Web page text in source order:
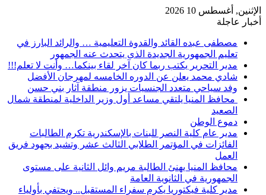
الإثنين, أغسطس 10 2026
أخبار عاجلة
مصطفى عبده القائد والقدوة التعليمية … والرائد البارز في
تعليم الجمهورية الجديدة الذى يتحدث عنه الجمهور
مدير التحرير يكتب ربما كان آخر لقاء بينكما… وأنت لا تعلم!!!
شادي محمد يعلن عن الدوره الخامسه لمهرجان الأفضل
وفد سياحي متعدد الجنسيات يزور منطقة آثار بني حسن
محافظ المنيا يلتقي مساعد أول وزير الداخلية لمنطقة شمال
الصعيد
دموع الوطن
مدير عام كلية النصر للبنات بالإسكندرية تكرم الطالبات
الفائزات في المؤتمر الطلابي الثالث عشر وتشيد بجهود فريق
العمل
محافظ المنيا يهنئ الطالبة مريم وائل الثانية على مستوى
الجمهورية في الثانوية العامة
مدير كلية فيكتوريا يكرم سفراء المستقبل.. ويحتفي بأولياء